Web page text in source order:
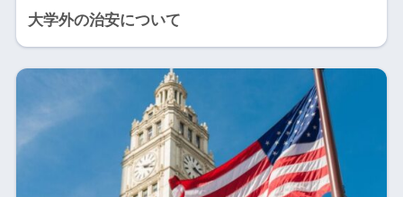
大学外の治安について